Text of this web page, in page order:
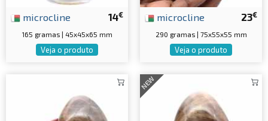
14€
microcline
165 gramas | 45x45x65 mm
Veja o produto
23€
microcline
290 gramas | 75x55x55 mm
Veja o produto
NEW